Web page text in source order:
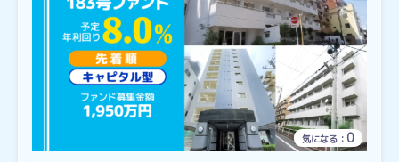
気になる： 0